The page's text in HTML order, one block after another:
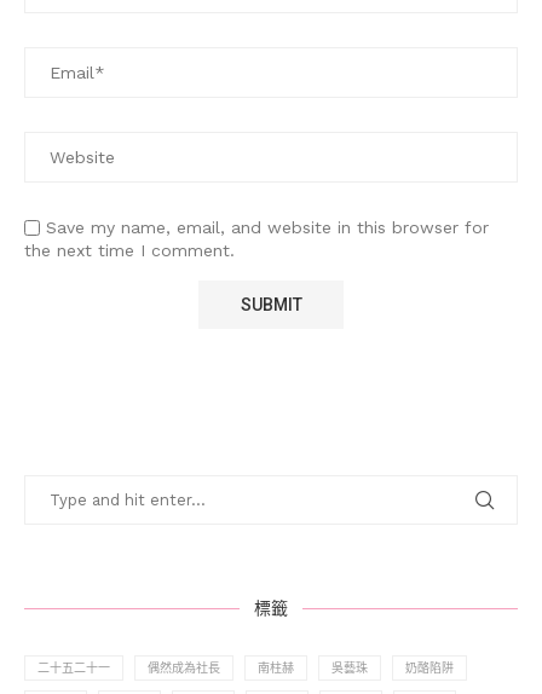
Save my name, email, and website in this browser for
the next time I comment.
標籤
二十五二十一 偶然成為社長 南柱赫 吳藝珠 奶酪陷阱